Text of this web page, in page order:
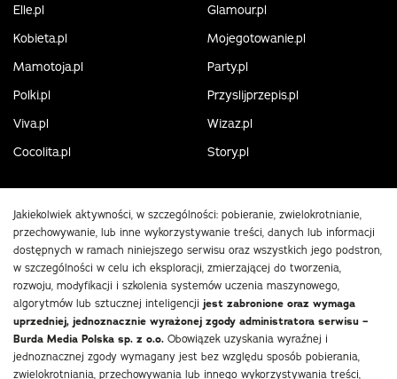
Elle.pl
Glamour.pl
Kobieta.pl
Mojegotowanie.pl
Mamotoja.pl
Party.pl
Polki.pl
Przyslijprzepis.pl
Viva.pl
Wizaz.pl
Cocolita.pl
Story.pl
Jakiekolwiek aktywności, w szczególności: pobieranie, zwielokrotnianie,
przechowywanie, lub inne wykorzystywanie treści, danych lub informacji
dostępnych w ramach niniejszego serwisu oraz wszystkich jego podstron,
w szczególności w celu ich eksploracji, zmierzającej do tworzenia,
rozwoju, modyfikacji i szkolenia systemów uczenia maszynowego,
algorytmów lub sztucznej inteligencji jest zabronione oraz wymaga
uprzedniej, jednoznacznie wyrażonej zgody administratora serwisu –
Burda Media Polska sp. z o.o. Obowiązek uzyskania wyraźnej i
jednoznacznej zgody wymagany jest bez względu sposób pobierania,
zwielokrotniania, przechowywania lub innego wykorzystywania treści,